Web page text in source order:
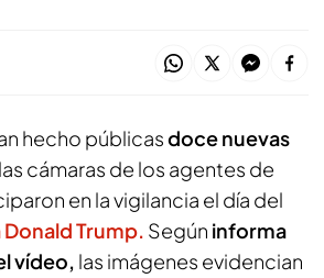
hecho públicasdoce nuevas
cámaras de los agentes de
en la vigilancia el día del
Trump. Según informa
vídeo, las imágenes evidencian